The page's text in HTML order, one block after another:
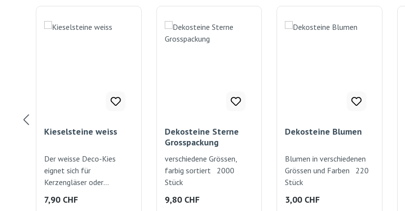
Kieselsteine weiss
Der weisse Deco-Kies
eignet sich für
Kerzengläser oder
Dekorationen und
Regulärer Preis:
7,90 CHF
Dekosteine Sterne
Grosspackung
verschiedene Grössen,
farbig sortiert 2000
Stück
Regulärer Preis:
9,80 CHF
Dekosteine Blumen
Blumen in verschiedenen
Grössen und Farben 220
Stück
Regulärer Preis:
3,00 CHF